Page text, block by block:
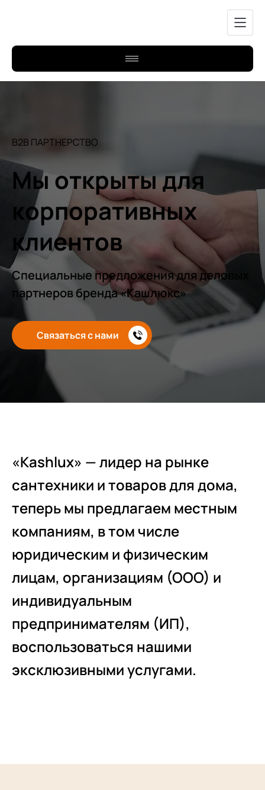
B2B ПАРТНЕРСТВО
Мы открыты для
корпоративных
клиентов
Специальные предложения для деловых
партнеров бренда «Кашлюкс»
Связаться с нами
«Kashlux» — лидер на рынке
сантехники и товаров для дома,
теперь мы предлагаем местным
компаниям, в том числе
юридическим и физическим
лицам, организациям (ООО) и
индивидуальным
предпринимателям (ИП),
воспользоваться нашими
эксклюзивными услугами.